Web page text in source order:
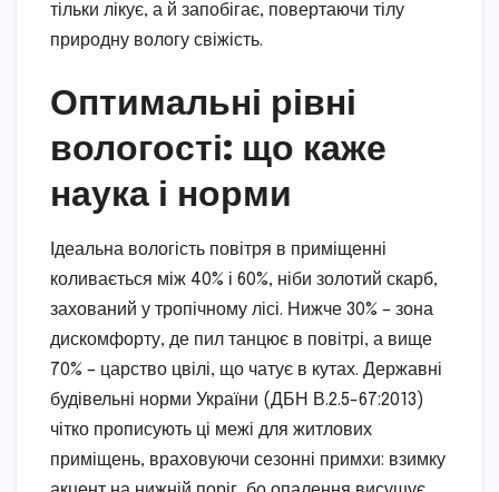
тільки лікує, а й запобігає, повертаючи тілу
природну вологу свіжість.
Оптимальні рівні
вологості: що каже
наука і норми
Ідеальна вологість повітря в приміщенні
коливається між 40% і 60%, ніби золотий скарб,
захований у тропічному лісі. Нижче 30% – зона
дискомфорту, де пил танцює в повітрі, а вище
70% – царство цвілі, що чатує в кутах. Державні
будівельні норми України (ДБН В.2.5-67:2013)
чітко прописують ці межі для житлових
приміщень, враховуючи сезонні примхи: взимку